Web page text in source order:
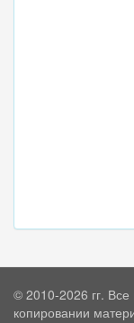
© 2010-2026 гг.
копировании